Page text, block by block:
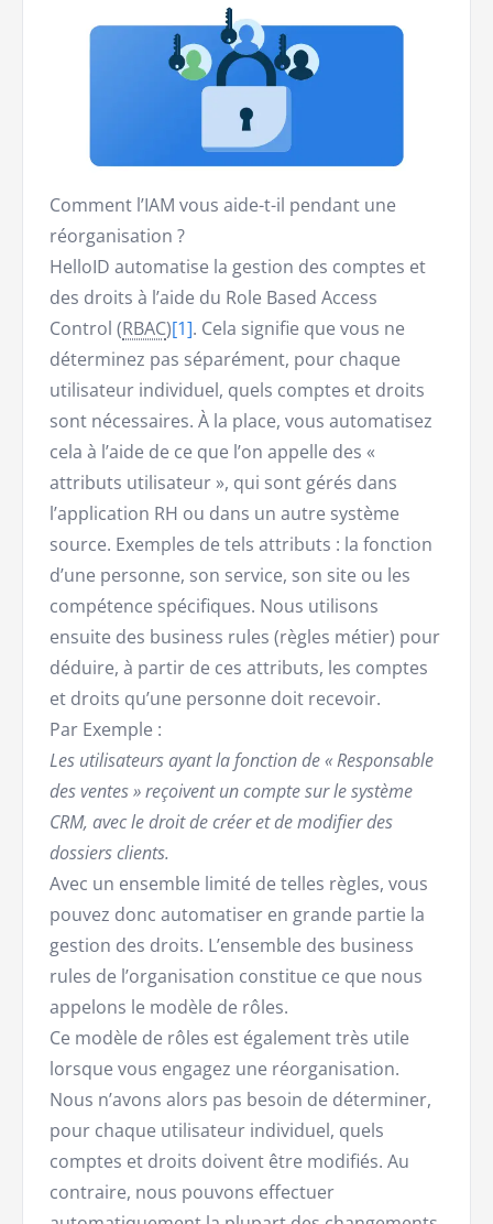
Comment l’IAM vous aide-t-il pendant une
réorganisation ?
HelloID automatise la gestion des comptes et
des droits à l’aide du Role Based Access
Control (RBAC)[1]. Cela signifie que vous ne
déterminez pas séparément, pour chaque
utilisateur individuel, quels comptes et droits
sont nécessaires. À la place, vous automatisez
cela à l’aide de ce que l’on appelle des «
attributs utilisateur », qui sont gérés dans
l’application RH ou dans un autre système
source. Exemples de tels attributs : la fonction
d’une personne, son service, son site ou les
compétence spécifiques. Nous utilisons
ensuite des business rules (règles métier) pour
déduire, à partir de ces attributs, les comptes
et droits qu’une personne doit recevoir.
Par Exemple :
Les utilisateurs ayant la fonction de « Responsable
des ventes » reçoivent un compte sur le système
CRM, avec le droit de créer et de modifier des
dossiers clients.
Avec un ensemble limité de telles règles, vous
pouvez donc automatiser en grande partie la
gestion des droits. L’ensemble des business
rules de l’organisation constitue ce que nous
appelons le modèle de rôles.
Ce modèle de rôles est également très utile
lorsque vous engagez une réorganisation.
Nous n’avons alors pas besoin de déterminer,
pour chaque utilisateur individuel, quels
comptes et droits doivent être modifiés. Au
contraire, nous pouvons effectuer